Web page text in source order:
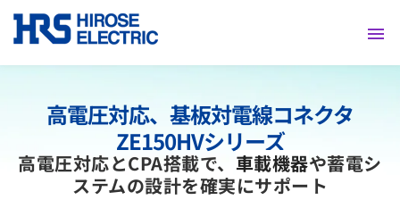
採用情報
高電圧対応、 基板対電線コネクタ
ZE150HVシリーズ
高電圧対応とCPA搭載で、 車載機器や蓄電シ
ステムの設計を確実にサポート